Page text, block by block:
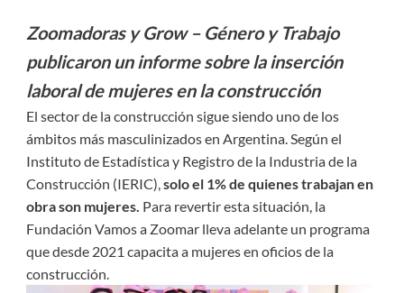
Zoomadoras y Grow – Género y Trabajo
publicaron un informe sobre la inserción
laboral de mujeres en la construcción
El sector de la construcción sigue siendo uno de los
ámbitos más masculinizados en Argentina. Según el
Instituto de Estadística y Registro de la Industria de la
Construcción (IERIC),solo el 1% de quienes trabajan en
obra son mujeres. Para revertir esta situación, la
Fundación Vamos a Zoomar lleva adelante un programa
que desde 2021 capacita a mujeres en oficios de la
construcción.